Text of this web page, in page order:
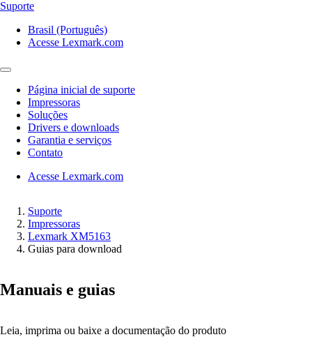
Suporte
Brasil (Português)
Acesse Lexmark.com
Página inicial de suporte
Impressoras
Soluções
Drivers e downloads
Garantia e serviços
Contato
Acesse Lexmark.com
Suporte
Impressoras
Lexmark XM5163
Guias para download
Manuais e guias
Leia, imprima ou baixe a documentação do produto